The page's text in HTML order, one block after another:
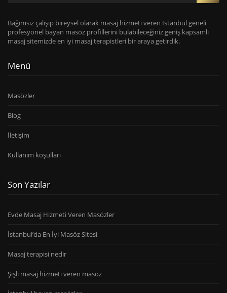
Bağımsız çalışıp bireysel olarak masaj hizmeti veren İstanbul geneli
profesyonel bayan masöz profillerini bulabileceğiniz geniş kapsamlı
masaj sitemizde en iyi masaj terapistleri bir araya getirdik.
Menü
Masözler
Blog
İletişim
Kullanım koşulları
Son Yazılar
Evde Masaj Hizmeti Veren Masözler
İstanbul’da En İyi Masöz Sitesi
Masaj terapisi nedir
Şişli masaj hizmeti veren masöz